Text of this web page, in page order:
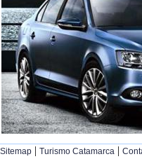
Sitemap | Turismo Catamarca |